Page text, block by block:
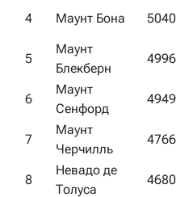
4
Маунт Бона 5040
5
Маунт
Блекберн
4996
6
Маунт
Сенфорд
4949
7
Маунт
Черчилль
4766
8
Невадо де
Толуca
4680